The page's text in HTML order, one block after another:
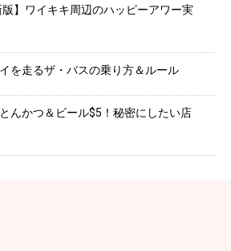
版】ワイキキ周辺のハッピーアワー実
を走るザ・バスの乗り方＆ルール
んかつ＆ビール$5！秘密にしたい店